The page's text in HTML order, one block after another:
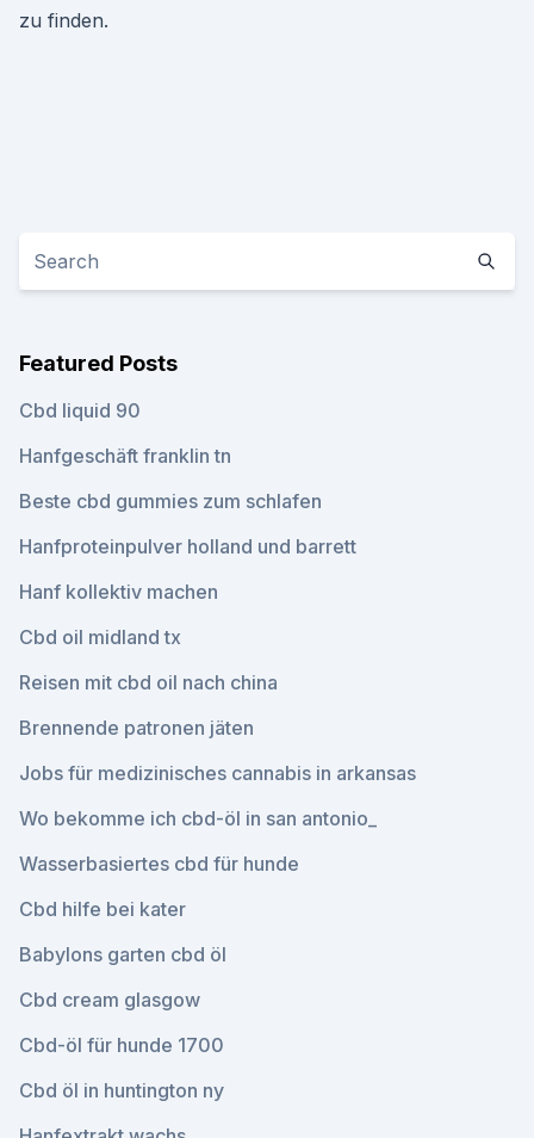
zu finden.
Featured Posts
Cbd liquid 90
Hanfgeschäft franklin tn
Beste cbd gummies zum schlafen
Hanfproteinpulver holland und barrett
Hanf kollektiv machen
Cbd oil midland tx
Reisen mit cbd oil nach china
Brennende patronen jäten
Jobs für medizinisches cannabis in arkansas
Wo bekomme ich cbd-öl in san antonio_
Wasserbasiertes cbd für hunde
Cbd hilfe bei kater
Babylons garten cbd öl
Cbd cream glasgow
Cbd-öl für hunde 1700
Cbd öl in huntington ny